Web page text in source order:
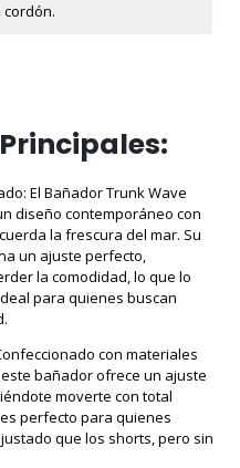
cordón.
El Bañador Trunk Wave
diseño contemporáneo con
la frescura del mar. Su
un ajuste perfecto,
la comodidad, lo que lo
para quienes buscan
con materiales
bañador ofrece un ajuste
moverte con total
perfecto para quienes
que los shorts, pero sin